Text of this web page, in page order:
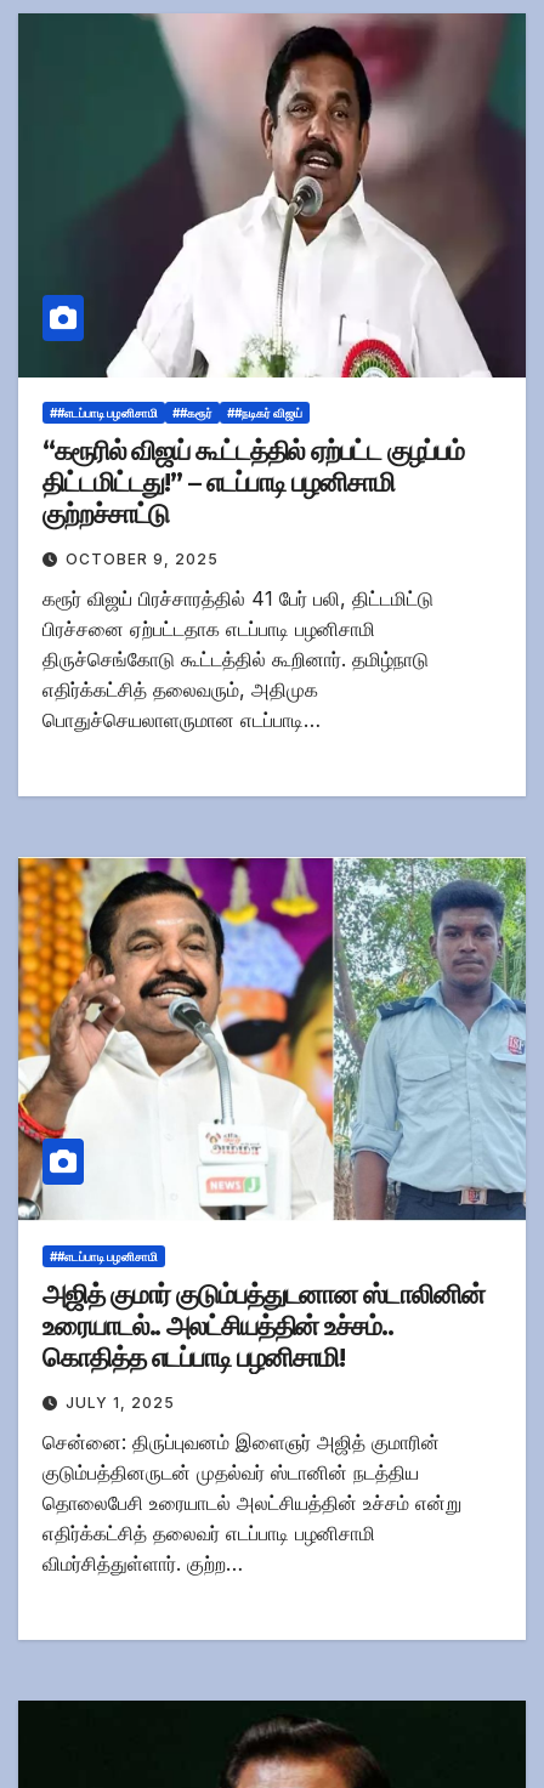
##எடப்பாடி பழனிசாமி ##கரூர் ##நடிகர் விஜய்
“கரூரில் விஜய் கூட்டத்தில் ஏற்பட்ட குழப்பம்
திட்டமிட்டது!” – எடப்பாடி பழனிசாமி
குற்றச்சாட்டு
OCTOBER 9, 2025
கரூர் விஜய் பிரச்சாரத்தில் 41 பேர் பலி, திட்டமிட்டு
பிரச்சனை ஏற்பட்டதாக எடப்பாடி பழனிசாமி
திருச்செங்கோடு கூட்டத்தில் கூறினார். தமிழ்நாடு
எதிர்க்கட்சித் தலைவரும், அதிமுக
பொதுச்செயலாளருமான எடப்பாடி…
##எடப்பாடி பழனிசாமி
அஜித் குமார் குடும்பத்துடனான ஸ்டாலினின்
உரையாடல்.. அலட்சியத்தின் உச்சம்..
கொதித்த எடப்பாடி பழனிசாமி!
JULY 1, 2025
சென்னை: திருப்புவனம் இளைஞர் அஜித் குமாரின்
குடும்பத்தினருடன் முதல்வர் ஸ்டானின் நடத்திய
தொலைபேசி உரையாடல் அலட்சியத்தின் உச்சம் என்று
எதிர்க்கட்சித் தலைவர் எடப்பாடி பழனிசாமி
விமர்சித்துள்ளார். குற்ற…